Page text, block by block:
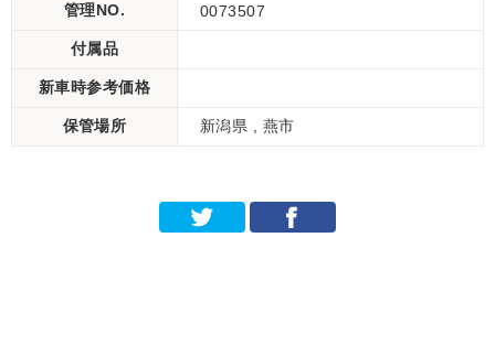
管理NO. 0073507
付属品
新車時参考価格
保管場所 新潟県 , 燕市